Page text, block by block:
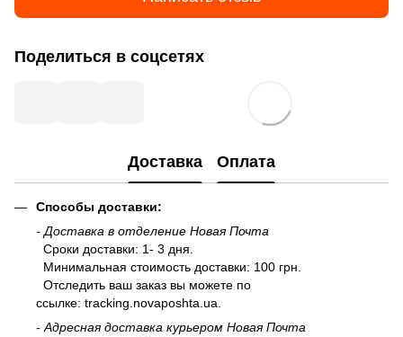
Поделиться в соцсетях
Доставка Оплата
Способы доставки:
- Доставка в отделение Новая Почта
Сроки доставки: 1- 3 дня.
Минимальная стоимость доставки: 100 грн.
Отследить ваш заказ вы можете по
ссылке: tracking.novaposhta.ua.
- Адресная доставка курьером Новая Почта